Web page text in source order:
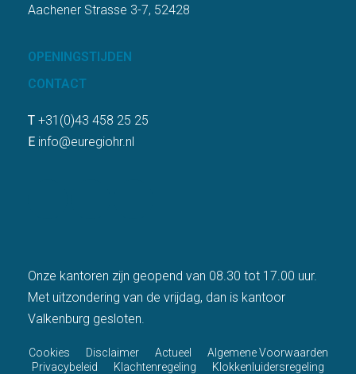
Aachener Strasse 3-7, 52428
OPENINGSTIJDEN
CONTACT
T +31(0)43 458 25 25
E info@euregiohr.nl
Onze kantoren zijn geopend van 08.30 tot 17.00 uur.
Met uitzondering van de vrijdag, dan is kantoor
Valkenburg gesloten.
Cookies Disclaimer Actueel
Algemene Voorwaarden
Privacybeleid
Klachtenregeling Klokkenluidersregeling